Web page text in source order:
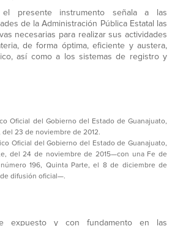
presente instrumento señala a las
de la Administración Pública Estatal las
necesarias para realizar sus actividades
de forma óptima, eficiente y austera,
así como a los sistemas de registro y
Oficial del Gobierno del Estado de Guanajuato,
del 23 de noviembre de 2012.
Oficial del Gobierno del Estado de Guanajuato,
del 24 de noviembre de 2015—con una Fe de
196, Quinta Parte, el 8 de diciembre de
difusión oficial—.
expuesto y con fundamento en las